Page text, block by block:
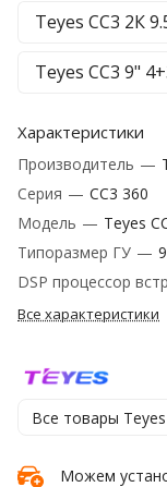
Teyes CC3 2К
Teyes CC3 9"
Характеристики
Производитель —
Серия — CC3 360
Модель — Teyes
Типоразмер ГУ —
DSP процессор
Все характеристики
Все товары Teyes
Можем